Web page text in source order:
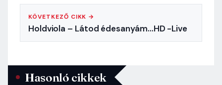
KÖVETKEZŐ CIKK →
Holdviola – Látod édesanyám…HD -Live
Hasonló cikkek